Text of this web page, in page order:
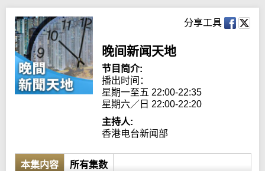
c
h
分享工具
晚间新闻天地
节目简介:
播出时间：
星期一至五 22:00-22:35
星期六／日 22:00-22:20
主持人:
香港电台新闻部
本集内容 所有集数